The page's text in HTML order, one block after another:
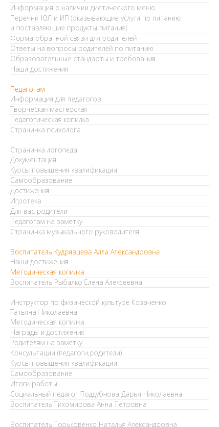
Информация о наличии диетического меню
Перечни ЮЛ и ИП (оказывающие услуги по питанию
и поставляющие продукты питания)
Форма обратной связи для родителей
Ответы на вопросы родителей по питанию
Образовательные стандарты и требования
Наши достижения
Педагогам
Информация для педагогов
Творческая мастерская
Педагогическая копилка
Страничка психолога
Страничка логопеда
Документация
Курсы повышения квалификации
Самообразование
Достижения
Игротека
Для вас родители
Педагогам на заметку
Страничка музыкального руководителя
Воспитатель Кудрявцева Алла Александровна
Наши достижения
Методическая копилка
Воспитатель Рыбалко Елена Алексеевна
Инструктор по физической культуре Козаченко
Татьяна Николаевна
Методическая копилка
Награды и достижения
Родителям на заметку
Консультации (педагоги,родители)
Курсы повышения квалификации
Самообразование
Итоги работы
Социальный педагог Поддубнова Дарья Николаевна
Воспитатель Тихомирова Анна Петровна
Воспитатель Горьковенко Наталья Александровна